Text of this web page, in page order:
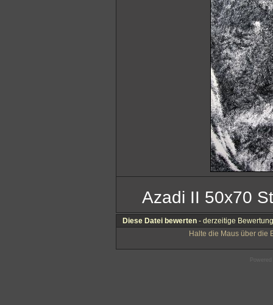
Azadi II 50x70
Diese Datei bewerten - derzeitige
Halte die Maus über die